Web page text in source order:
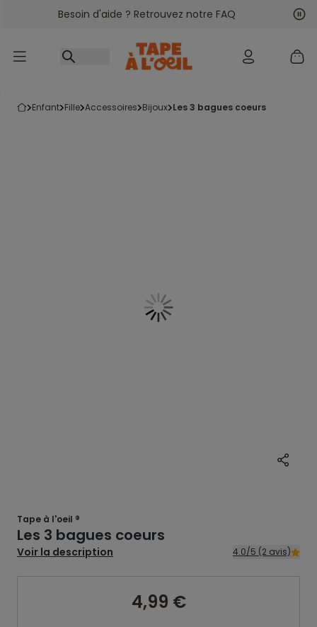
Accéder au contenu
Besoin d'aide ? Retrouvez notre FAQ
enfant fille accessoires bijoux les 3 bagues coeurs
Tape à l'oeil ®
Les 3 bagues coeurs
Voir la description 4.0/5 (2 avis)
4,99 €